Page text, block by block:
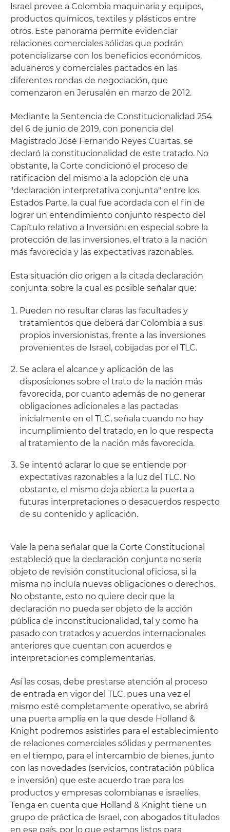
Israel provee a Colombia maquinaria y equipos,
productos químicos, textiles y plásticos entre
otros. Este panorama permite evidenciar
relaciones comerciales sólidas que podrán
potencializarse con los beneficios económicos,
aduaneros y comerciales pactados en las
diferentes rondas de negociación, que
comenzaron en Jerusalén en marzo de 2012.
Mediante la Sentencia de Constitucionalidad 254
del 6 de junio de 2019, con ponencia del
Magistrado José Fernando Reyes Cuartas, se
declaró la constitucionalidad de este tratado. No
obstante, la Corte condicionó el proceso de
ratificación del mismo a la adopción de una
"declaración interpretativa conjunta" entre los
Estados Parte, la cual fue acordada con el fin de
lograr un entendimiento conjunto respecto del
Capítulo relativo a Inversión; en especial sobre la
protección de las inversiones, el trato a la nación
más favorecida y las expectativas razonables.
Esta situación dio origen a la citada declaración
conjunta, sobre la cual es posible señalar que:
Pueden no resultar claras las facultades y
tratamientos que deberá dar Colombia a sus
propios inversionistas, frente a las inversiones
provenientes de Israel, cobijadas por el TLC.
Se aclara el alcance y aplicación de las
disposiciones sobre el trato de la nación más
favorecida, por cuanto además de no generar
obligaciones adicionales a las pactadas
inicialmente en el TLC, señala cuando no hay
incumplimiento del tratado, en lo que respecta
al tratamiento de la nación más favorecida.
Se intentó aclarar lo que se entiende por
expectativas razonables a la luz del TLC. No
obstante, el mismo deja abierta la puerta a
futuras interpretaciones o desacuerdos respecto
de su contenido y aplicación.
Vale la pena señalar que la Corte Constitucional
estableció que la declaración conjunta no sería
objeto de revisión constitucional oficiosa, si la
misma no incluía nuevas obligaciones o derechos.
No obstante, esto no quiere decir que la
declaración no pueda ser objeto de la acción
pública de inconstitucionalidad, tal y como ha
pasado con tratados y acuerdos internacionales
anteriores que cuentan con acuerdos e
interpretaciones complementarias.
Así las cosas, debe prestarse atención al proceso
de entrada en vigor del TLC, pues una vez el
mismo esté completamente operativo, se abrirá
una puerta amplia en la que desde Holland &
Knight podremos asistirles para el establecimiento
de relaciones comerciales sólidas y permanentes
en el tiempo, para el intercambio de bienes, junto
con las novedades (servicios, contratación pública
e inversión) que este acuerdo trae para los
productos y empresas colombianas e israelíes.
Tenga en cuenta que Holland & Knight tiene un
grupo de práctica de Israel, con abogados titulados
en ese país, por lo que estamos listos para